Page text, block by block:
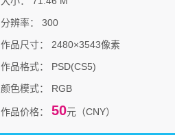
分辨率：
300
作品尺寸：
2480×3543像素
作品格式：
PSD(CS5)
颜色模式：
RGB
作品价格： 50元（CNY）